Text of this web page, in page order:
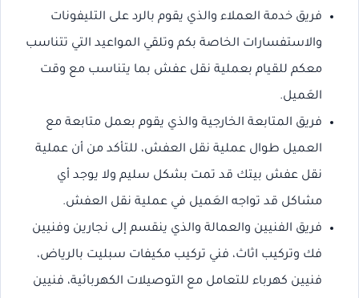
فريق خدمة العملاء والذي يقوم بالرد على التليفونات
والاستفسارات الخاصة بكم وتلقي المواعيد التي تتناسب
معكم للقيام بعملية نقل عفش بما يتناسب مع وقت
العَميل.
فريق المتابعة الخارجية والذي يقوم بعمل متابعة مع
العميل طوال عملية نقل العفش، للتأكد من أن عملية
نقل عفش بيتك قد تمت بشكل سليم ولا يوجد أي
مشاكل قد تواجه العَميل في عملية نقل العفش.
فريق الفنيين والعمالة والذي ينقسم إلى نجارين وفنيين
فك وتركيب اثاث، فني تركيب مكيفات سبليت بالرياض،
فنيين كهرباء للتعامل مع التوصيلات الكهربائية، فنيين